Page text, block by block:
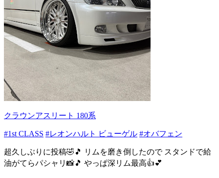
クラウンアスリート 180系
#1st CLASS #レオンハルト ビューゲル #オバフェン
超久しぶりに投稿🤣🎵 リムを磨き倒したので スタンドで給
油がてらパシャリ📸🎵 やっぱ深リム最高👍💕